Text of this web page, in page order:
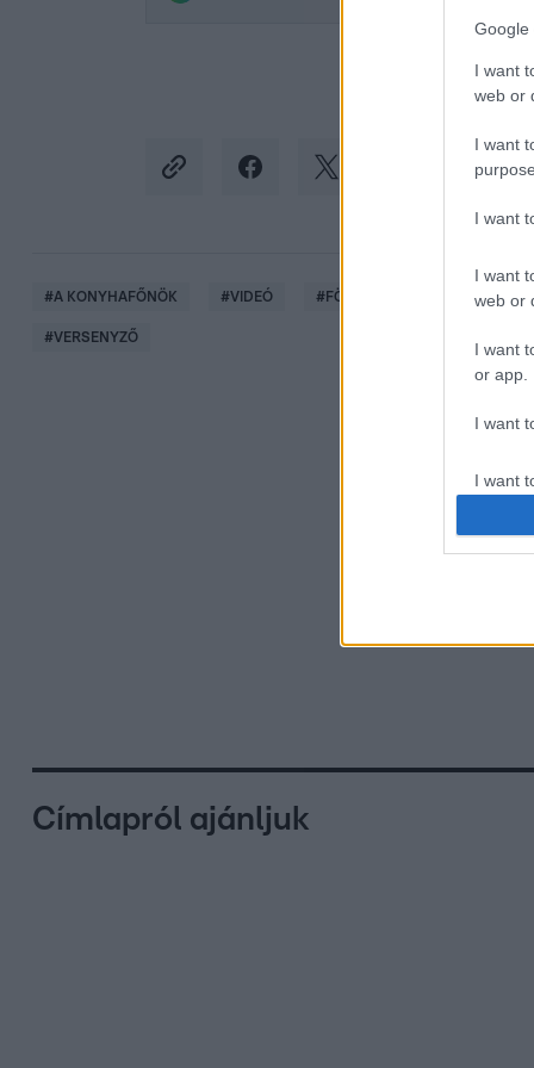
Google
I want
web or
I want
I want
I want
web or
I want
or app.
I want
I want
#A KONYHAFŐNÖK #VIDEÓ #FÖRDŐS ZÉ EXTRA
#VERSENYZŐ
Címlapról ajánljuk